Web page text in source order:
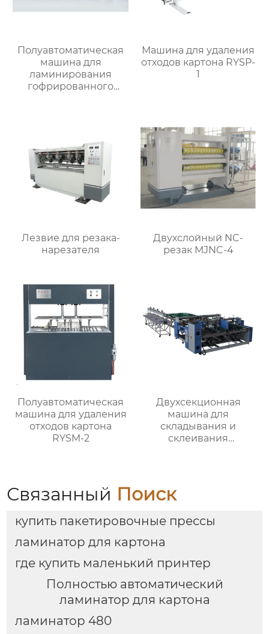
Полуавтоматическая
машина для
ламинирования
гофрированного
Машина для удаления
отходов картона RYSP-
1
Лезвие для резака-
нарезателя
Двухслойный NC-
резак MJNC-4
Полуавтоматическая
машина для удаления
отходов картона
RYSM-2
Двухсекционная
машина для
складывания и
склеивания
Связанный Поиск
купить пакетировочные прессы
ламинатор для картона
где купить маленький принтер
Полностью автоматический
ламинатор для картона
ламинатор 480